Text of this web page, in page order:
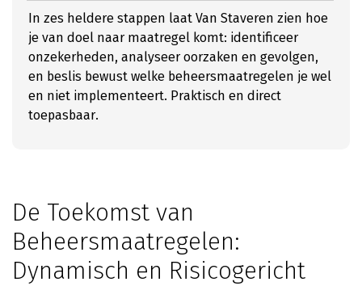
In zes heldere stappen laat Van Staveren zien hoe
je van doel naar maatregel komt: identificeer
onzekerheden, analyseer oorzaken en gevolgen,
en beslis bewust welke beheersmaatregelen je wel
en niet implementeert. Praktisch en direct
toepasbaar.
De Toekomst van
Beheersmaatregelen:
Dynamisch en Risicogericht